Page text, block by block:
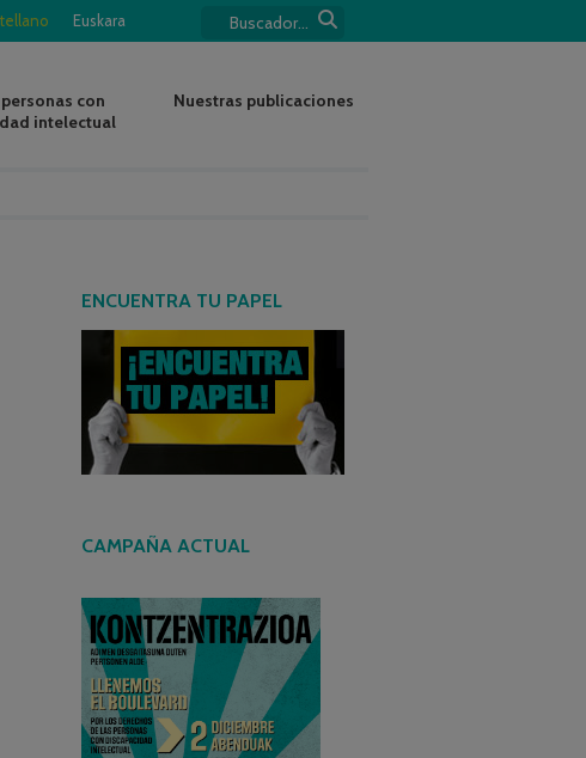
Euskara
con
intelectual
Nuestras publicaciones
ENCUENTRA TU PAPEL
CAMPAÑA ACTUAL